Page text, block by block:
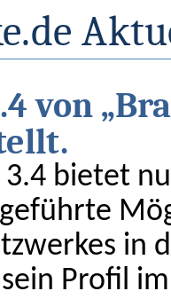
von
3.4 bietet
in
Profil